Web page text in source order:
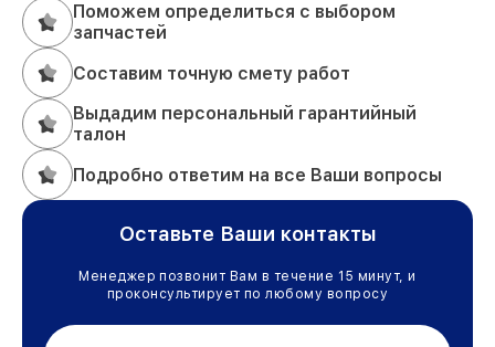
Поможем определиться с выбором
запчастей
Составим точную смету работ
Выдадим персональный гарантийный
талон
Подробно ответим на все Ваши вопросы
Оставьте Ваши контакты
Менеджер позвонит Вам в течение 15 минут, и
проконсультирует по любому вопросу